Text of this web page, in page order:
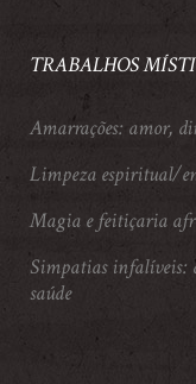
TRABALHOS
Amarrações: amor,
Limpeza espiritual/
Magia e feitiçaria
Simpatias infalíveis:
saúde